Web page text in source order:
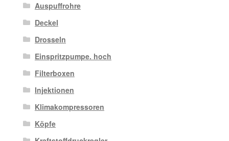
Auspuffrohre
Deckel
Drosseln
Einspritzpumpe. hoch
Filterboxen
Injektionen
Klimakompressoren
Köpfe